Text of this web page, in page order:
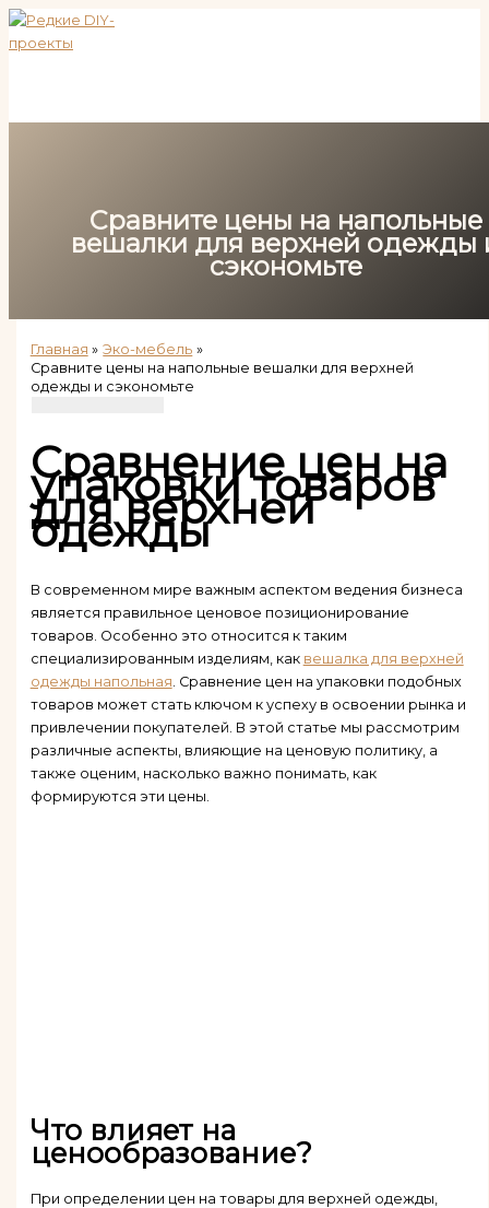
Перейти
к
Сравните цены на напольные
вешалки для верхней одежды
сэкономьте
Главная
Эко-мебель
Сравните цены на напольные вешалки для верхней
одежды и сэкономьте
Сравнение цен на
упаковки товаров
для верхней
одежды
В современном мире важным аспектом ведения бизнеса
является правильное ценовое позиционирование
товаров. Особенно это относится к таким
специализированным изделиям, как вешалка для верхней
одежды напольная . Сравнение цен на упаковки подобных
товаров может стать ключом к успеху в освоении рынка и
привлечении покупателей. В этой статье мы рассмотрим
различные аспекты, влияющие на ценовую политику, а
также оценим, насколько важно понимать, как
формируются эти цены.
Что влияет на
ценообразование?
При определении цен на товары для верхней одежды,